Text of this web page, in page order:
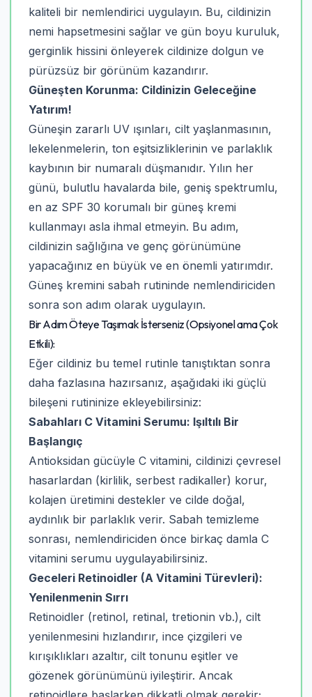
kaliteli bir nemlendirici uygulayın. Bu, cildinizin
nemi hapsetmesini sağlar ve gün boyu kuruluk,
gerginlik hissini önleyerek cildinize dolgun ve
pürüzsüz bir görünüm kazandırır.
Güneşten Korunma: Cildinizin Geleceğine
Yatırım!
Güneşin zararlı UV ışınları, cilt yaşlanmasının,
lekelenmelerin, ton eşitsizliklerinin ve parlaklık
kaybının bir numaralı düşmanıdır. Yılın her
günü, bulutlu havalarda bile, geniş spektrumlu,
en az SPF 30 korumalı bir güneş kremi
kullanmayı asla ihmal etmeyin. Bu adım,
cildinizin sağlığına ve genç görünümüne
yapacağınız en büyük ve en önemli yatırımdır.
Güneş kremini sabah rutininde nemlendiriciden
sonra son adım olarak uygulayın.
Bir Adım Öteye Taşımak İsterseniz (Opsiyonel ama Çok
Etkili):
Eğer cildiniz bu temel rutinle tanıştıktan sonra
daha fazlasına hazırsanız, aşağıdaki iki güçlü
bileşeni rutininize ekleyebilirsiniz:
Sabahları C Vitamini Serumu: Işıltılı Bir
Başlangıç
Antioksidan gücüyle C vitamini, cildinizi çevresel
hasarlardan (kirlilik, serbest radikaller) korur,
kolajen üretimini destekler ve cilde doğal,
aydınlık bir parlaklık verir. Sabah temizleme
sonrası, nemlendiriciden önce birkaç damla C
vitamini serumu uygulayabilirsiniz.
Geceleri Retinoidler (A Vitamini Türevleri):
Yenilenmenin Sırrı
Retinoidler (retinol, retinal, tretionin vb.), cilt
yenilenmesini hızlandırır, ince çizgileri ve
kırışıklıkları azaltır, cilt tonunu eşitler ve
gözenek görünümünü iyileştirir. Ancak